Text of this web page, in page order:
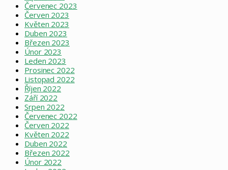
Červenec 2023
Červen 2023
Květen 2023
Duben 2023
Březen 2023
Únor 2023
Leden 2023
Prosinec 2022
Listopad 2022
Říjen 2022
Září 2022
Srpen 2022
Červenec 2022
Červen 2022
Květen 2022
Duben 2022
Březen 2022
Únor 2022